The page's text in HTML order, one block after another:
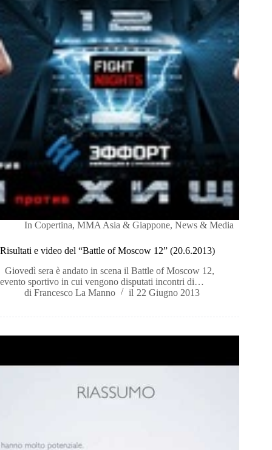
In Copertina,MMA Asia & Giappone,News & Media
Risultati e video del “Battle of Moscow 12” (20.6.2013)
Giovedì sera è andato in scena il Battle of Moscow 12,
evento sportivo in cui vengono disputati incontri di…
di Francesco La Manno il 22 Giugno 2013